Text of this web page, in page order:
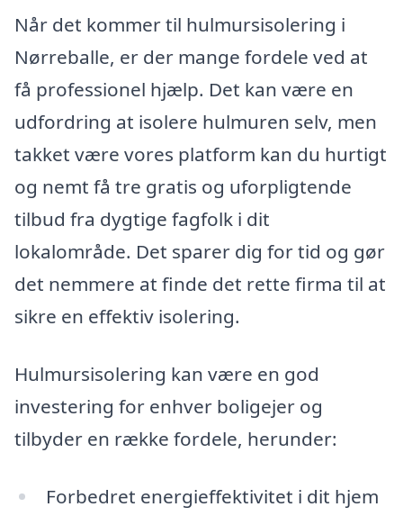
Når det kommer til hulmursisolering i
Nørreballe, er der mange fordele ved at
få professionel hjælp. Det kan være en
udfordring at isolere hulmuren selv, men
takket være vores platform kan du hurtigt
og nemt få tre gratis og uforpligtende
tilbud fra dygtige fagfolk i dit
lokalområde. Det sparer dig for tid og gør
det nemmere at finde det rette firma til at
sikre en effektiv isolering.
Hulmursisolering kan være en god
investering for enhver boligejer og
tilbyder en række fordele, herunder:
Forbedret energieffektivitet i dit hjem